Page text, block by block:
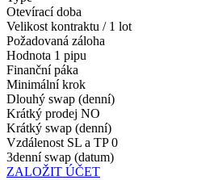
Otevírací doba
Velikost kontraktu / 1 lot
Požadovaná záloha
Hodnota 1 pipu
Finanční páka
Minimální krok
Dlouhý swap (denní)
Krátký prodej NO
Krátký swap (denní)
Vzdálenost SL a TP 0
3denní swap (datum)
ZALOŽIT ÚČET